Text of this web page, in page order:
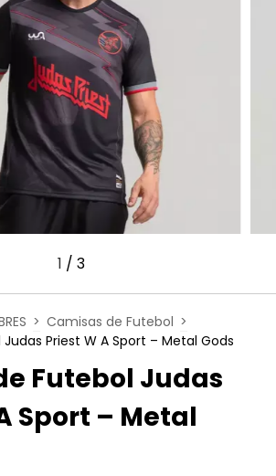
1 / 3
> Camisas de Futebol >
Priest W A Sport – Metal Gods
Futebol Judas
Sport – Metal